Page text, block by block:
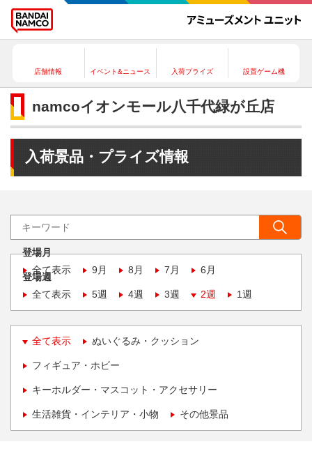
店舗情報 イベント&ニュース 入荷プライズ 設置ゲーム機
namcoイオンモール八千代緑が丘店
入荷景品・プライズ情報
登場月
全て表示
9月 8月 7月 6月
登場週
全て表示
5週 4週 3週 2週 1週
全て表示 ぬいぐるみ・クッション
フィギュア・ホビー
キーホルダー・マスコット・アクセサリー
生活雑貨・インテリア・小物 その他景品